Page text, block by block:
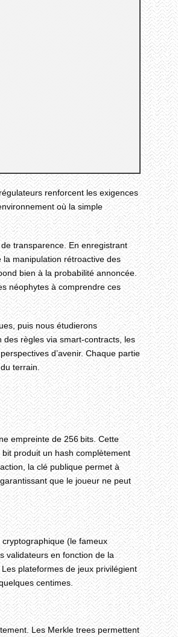
renforcent les exigences
où la simple
transparence. En enregistrant
manipulation rétroactive des
bien à la probabilité annoncée.
néophytes à comprendre ces
puis nous étudierons
règles via smart‑contracts, les
d’avenir. Chaque partie
terrain.
empreinte de 256 bits. Cette
produit un hash complètement
la clé publique permet à
que le joueur ne peut
cryptographique (le fameux
validateurs en fonction de la
plateformes de jeux privilégient
centimes.
Les Merkle trees permettent